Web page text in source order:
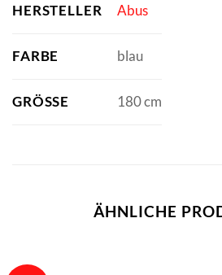
HERSTELLER Abus
FARBE blau
GRÖSSE 180 cm
ÄHNLICHE